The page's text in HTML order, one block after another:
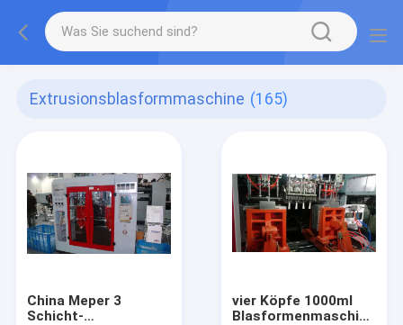
Extrusionsblasformmaschine (165)
China Meper 3
Schicht-
vier Köpfe 1000ml
Blasformenmaschinen